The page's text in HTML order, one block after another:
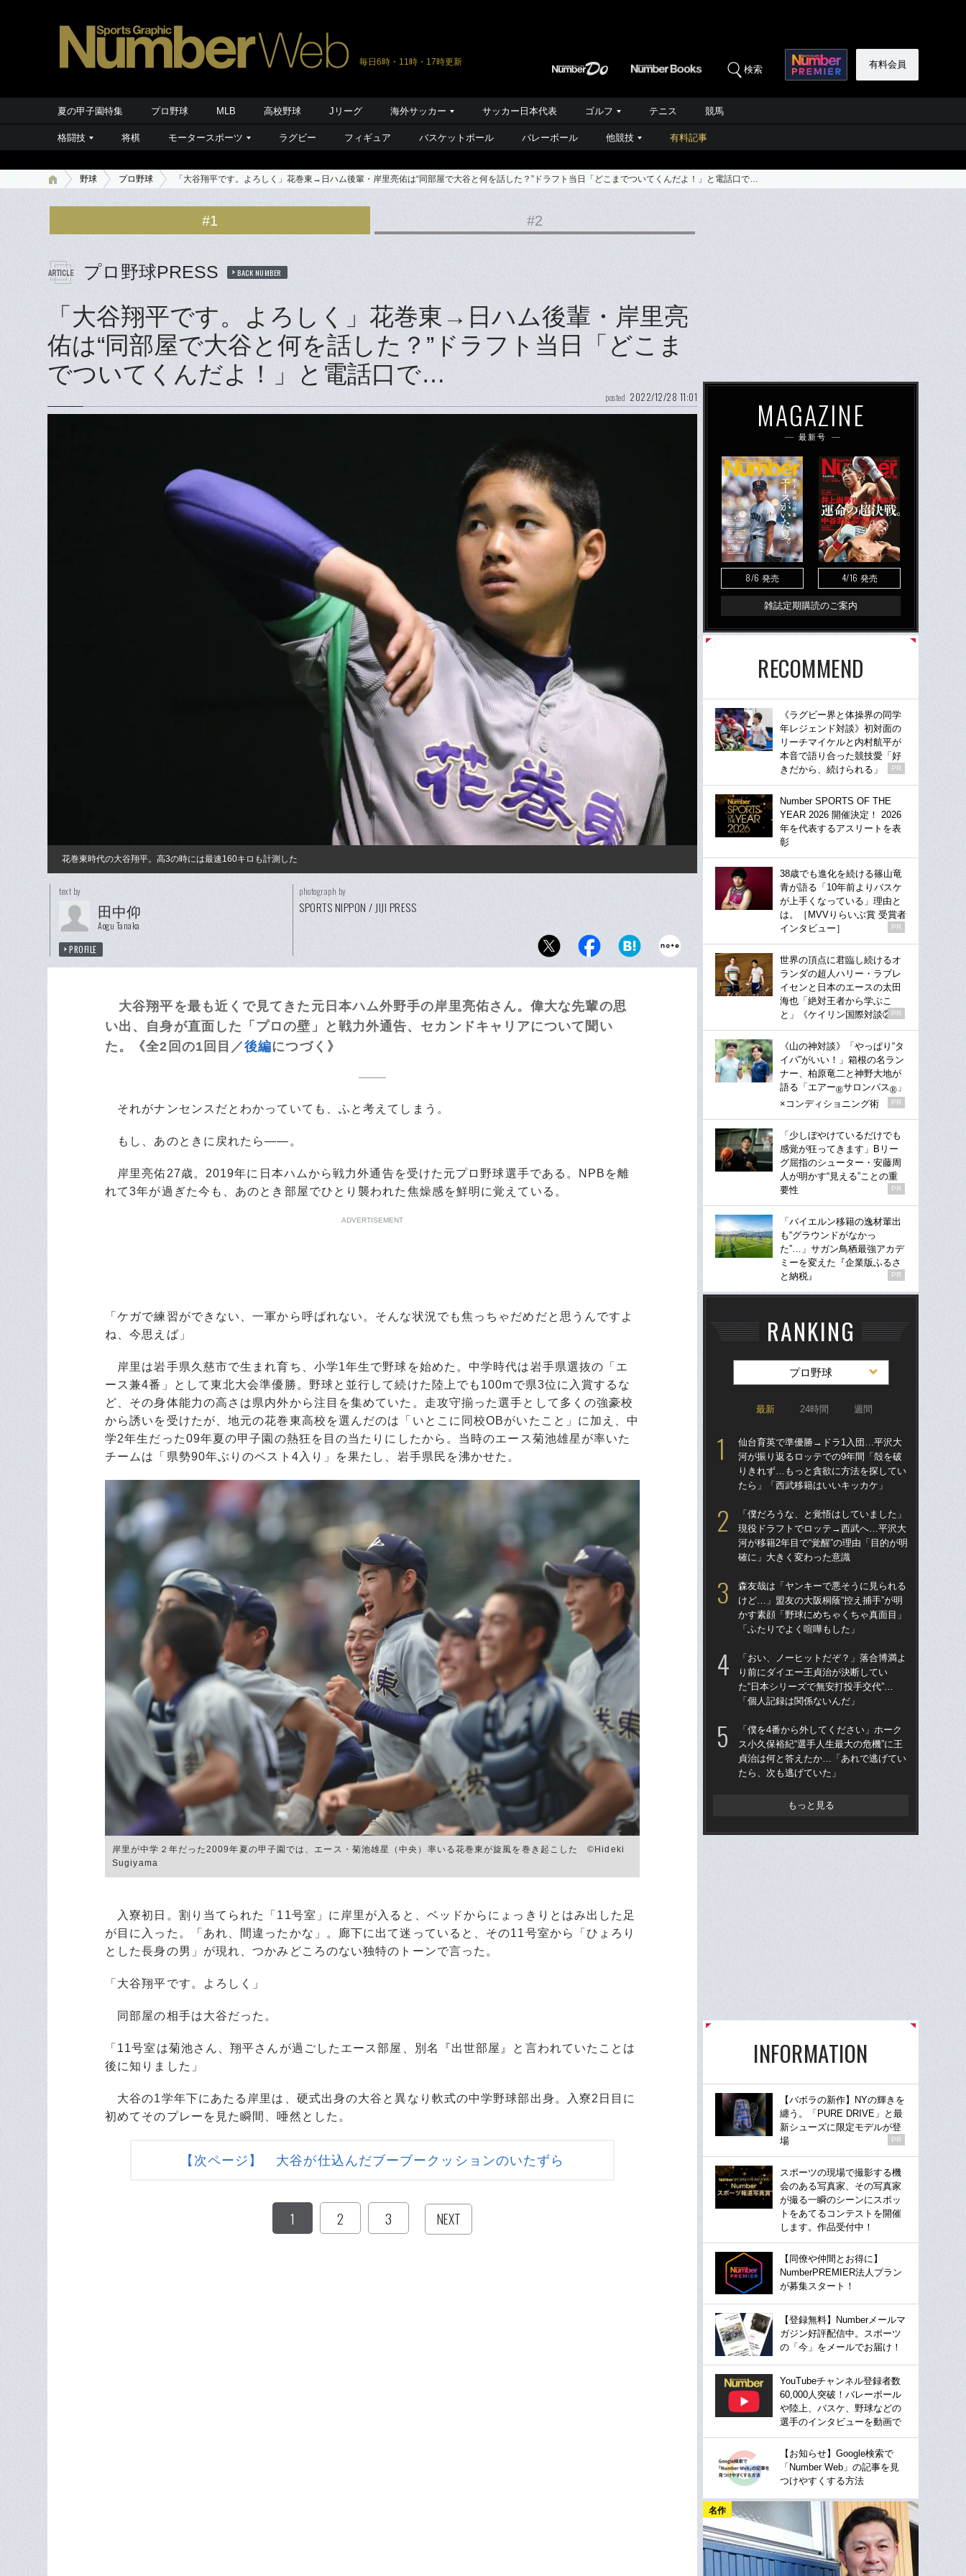
毎日6時・11時・17時更新
検索 有料会員
夏の甲子園特集 プロ野球 MLB 高校野球 Jリーグ 海外サッカー サッカー日本代表 ゴルフ テニス 競馬
格闘技 将棋 モータースポーツ ラグビー フィギュア バスケットボール バレーボール 他競技 有料記事
野球 プロ野球 「大谷翔平です。よろしく」花巻東→日ハム後輩・岸里亮佑は“同部屋で大谷と何を話した？”ドラフト当日「どこまでついてくんだよ！」と電話口で…
#1 #2
プロ野球PRESS BACK NUMBER
「大谷翔平です。よろしく」花巻東→日ハム後輩・岸里亮
佑は“同部屋で大谷と何を話した？”ドラフト当日「どこま
でついてくんだよ！」と電話口で…
posted 2022/12/28 11:01
花巻東時代の大谷翔平。高3の時には最速160キロも計測した
text by
田中仰
Aogu Tanaka
PROFILE
photograph by
SPORTS NIPPON / JIJI PRESS
大谷翔平を最も近くで見てきた元日本ハム外野手の岸里亮佑さん。偉大な先輩の思
い出、自身が直面した「プロの壁」と戦力外通告、セカンドキャリアについて聞い
た。《全2回の1回目／後編につづく》
それがナンセンスだとわかっていても、ふと考えてしまう。
もし、あのときに戻れたら――。
岸里亮佑27歳。2019年に日本ハムから戦力外通告を受けた元プロ野球選手である。NPBを離
れて3年が過ぎた今も、あのとき部屋でひとり襲われた焦燥感を鮮明に覚えている。
ADVERTISEMENT
「ケガで練習ができない、一軍から呼ばれない。そんな状況でも焦っちゃだめだと思うんですよ
ね、今思えば」
岸里は岩手県久慈市で生まれ育ち、小学1年生で野球を始めた。中学時代は岩手県選抜の「エ
ース兼4番」として東北大会準優勝。野球と並行して続けた陸上でも100mで県3位に入賞するな
ど、その身体能力の高さは県内外から注目を集めていた。走攻守揃った選手として多くの強豪校
から誘いを受けたが、地元の花巻東高校を選んだのは「いとこに同校OBがいたこと」に加え、中
学2年生だった09年夏の甲子園の熱狂を目の当たりにしたから。当時のエース菊池雄星が率いた
チームは「県勢90年ぶりのベスト4入り」を果たし、岩手県民を沸かせた。
岸里が中学２年だった2009年夏の甲子園では、エース・菊池雄星（中央）率いる花巻東が旋風を巻き起こした ©Hideki
Sugiyama
入寮初日。割り当てられた「11号室」に岸里が入ると、ベッドからにょっきりとはみ出した足
が目に入った。「あれ、間違ったかな」。廊下に出て迷っていると、その11号室から「ひょろり
とした長身の男」が現れ、つかみどころのない独特のトーンで言った。
「大谷翔平です。よろしく」
同部屋の相手は大谷だった。
「11号室は菊池さん、翔平さんが過ごしたエース部屋、別名『出世部屋』と言われていたことは
後に知りました」
大谷の1学年下にあたる岸里は、硬式出身の大谷と異なり軟式の中学野球部出身。入寮2日目に
初めてそのプレーを見た瞬間、唖然とした。
【次ページ】 大谷が仕込んだブーブークッションのいたずら
1 2 3 NEXT
MAGAZINE
最新号
8/6 発売 4/16 発売
雑誌定期購読のご案内
RECOMMEND
《ラグビー界と体操界の同学
年レジェンド対談》初対面の
リーチマイケルと内村航平が
本音で語り合った競技愛「好
きだから、続けられる」
PR
Number SPORTS OF THE
YEAR 2026 開催決定！ 2026
年を代表するアスリートを表
彰
38歳でも進化を続ける篠山竜
青が語る「10年前よりバスケ
が上手くなっている」理由と
は。［MVVりらいぶ賞 受賞者
インタビュー］
PR
世界の頂点に君臨し続けるオ
ランダの超人ハリー・ラブレ
イセンと日本のエースの太田
海也「絶対王者から学ぶこ
と」《ケイリン国際対談②》
PR
《山の神対談》「やっぱり“タ
イパ”がいい！」箱根の名ラン
ナー、柏原竜二と神野大地が
語る「エアー®サロンパス® 」
×コンディショニング術
PR
「少しぼやけているだけでも
感覚が狂ってきます」Bリー
グ屈指のシューター・安藤周
人が明かす“見える”ことの重
要性
PR
「バイエルン移籍の逸材輩出
も“グラウンドがなかっ
た”…」サガン鳥栖最強アカデ
ミーを変えた『企業版ふるさ
と納税』
PR
RANKING
プロ野球
最新 24時間 週間
仙台育英で準優勝→ドラ1入団…平沢大
河が振り返るロッテでの9年間「殻を破
りきれず…もっと貪欲に方法を探してい
たら」「西武移籍はいいキッカケ」
「僕だろうな、と覚悟はしていました」
現役ドラフトでロッテ→西武へ…平沢大
河が移籍2年目で“覚醒”の理由「目的が明
確に」大きく変わった意識
森友哉は「ヤンキーで悪そうに見られる
けど…」盟友の大阪桐蔭“控え捕手”が明
かす素顔「野球にめちゃくちゃ真面目」
「ふたりでよく喧嘩もした」
「おい、ノーヒットだぞ？」落合博満よ
り前にダイエー王貞治が決断してい
た“日本シリーズで無安打投手交代”…
「個人記録は関係ないんだ」
「僕を4番から外してください」ホーク
ス小久保裕紀“選手人生最大の危機”に王
貞治は何と答えたか…「あれで逃げてい
たら、次も逃げていた」
もっと見る
INFORMATION
【バボラの新作】NYの輝きを
纏う。「PURE DRIVE」と最
新シューズに限定モデルが登
場
PR
スポーツの現場で撮影する機
会のある写真家、その写真家
が撮る一瞬のシーンにスポッ
トをあてるコンテストを開催
します。作品受付中！
【同僚や仲間とお得に】
NumberPREMIER法人プラン
が募集スタート！
【登録無料】Numberメールマ
ガジン好評配信中。スポーツ
の「今」をメールでお届け！
YouTubeチャンネル登録者数
60,000人突破！バレーボール
や陸上、バスケ、野球などの
選手のインタビューを動画で
【お知らせ】Google検索で
「Number Web」の記事を見
つけやすくする方法
名作